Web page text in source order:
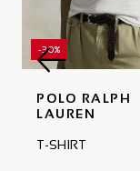
-30%
POLO RALPH
LAUREN
T-SHIRT